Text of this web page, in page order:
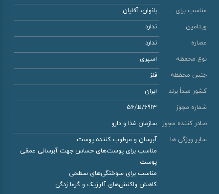
مناسب برای
بانوان، آقایان
ویتامین
ندارد
عصاره
ندارد
نوع محفظه
اسپری
جنس محفظه
فلز
کشور مبدأ برند
ایران
شماره مجوز
6913/ظ/56
صادر کننده مجوز
سازمان غذا و دارو
سایر ویژگی ها
آبرسان و مرطوب کننده پوست
مناسب برای پوست‌های حساس جهت آبرسانی عمقی
پوست
مناسب برای سوختگی‌های سطحی
کاهش واکنش‌های آلرژیک و گرما زدگی